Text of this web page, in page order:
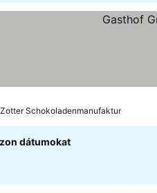
Schokoladenmanufaktur
dátumokat